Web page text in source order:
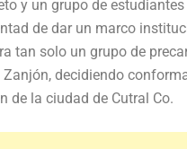
y un grupo de
de dar un marco
tan solo un grupo de
Zanjón, decidiendo
de la ciudad de Cutral Co.